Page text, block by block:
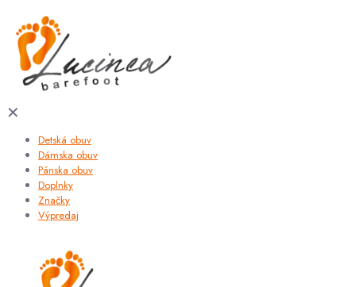
✕
Detská obuv
Dámska obuv
Pánska obuv
Doplnky
Značky
Výpredaj